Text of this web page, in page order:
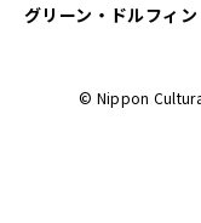
グリーン・ドルフィン
© Nippon